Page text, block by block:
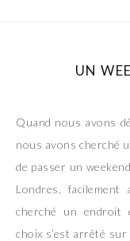
UN
Quand nous avons
nous avons cherché
de passer un
Londres, facilement
cherché un endroit
choix s’est arrêté sur